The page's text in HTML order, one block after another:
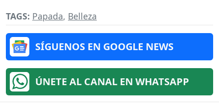
TAGS: Papada, Belleza
SÍGUENOS EN GOOGLE NEWS
ÚNETE AL CANAL EN WHATSAPP